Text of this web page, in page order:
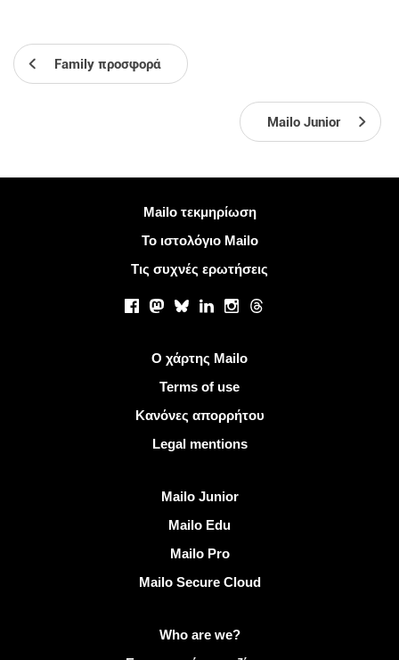
Family προσφορά
Mailo Junior
Περισσότερες πληροφορίεςMailo τεκμηρίωση
Το ιστολόγιο Mailo
Τις συχνές ερωτήσεις
Facebook
Mastodon
BlueskyLinkedInInstagram
Threads
Ο χάρτης Mailo
Terms of use
Κανόνες απορρήτου
Legal mentions
Mailo Junior
Mailo Edu
Mailo Pro
Mailo Secure Cloud
Περισσότερες πληροφορίες στο Mailo
Who are we?